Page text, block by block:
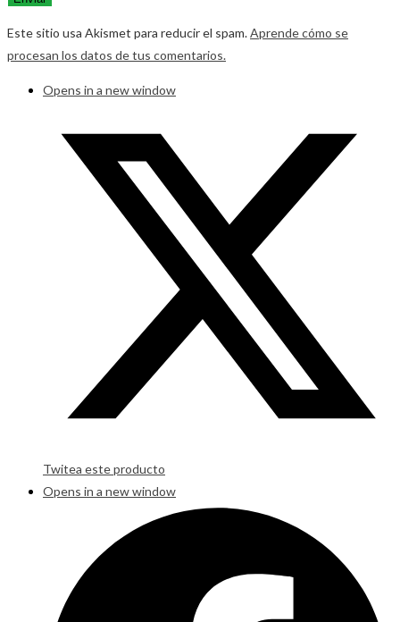
Este sitio usa Akismet para reducir el spam.Aprende cómo se
procesan los datos de tus comentarios.
Opens in a new window
Twitea este producto
Opens in a new window